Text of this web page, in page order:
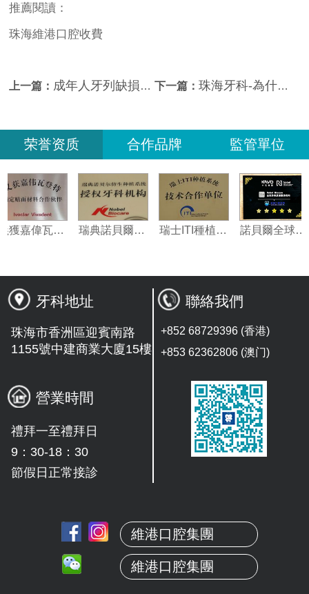
推薦閱讀：
珠海維港口腔收費
上一篇： 成年人牙列缺損和牙列缺失治療 下一篇： 珠海牙科-為什麼有的人牙齦發黑？
荣誉资质 合作品牌 監管單位
牙科地址
珠海市香洲區迎賓南路
1155號中建商業大廈15樓
營業時間
禮拜一至禮拜日
9：30-18：30
節假日正常接診
維港口腔集團
維港口腔集團
聯絡我們
+852 68729396 (香港)
+853 62362806 (澳门)